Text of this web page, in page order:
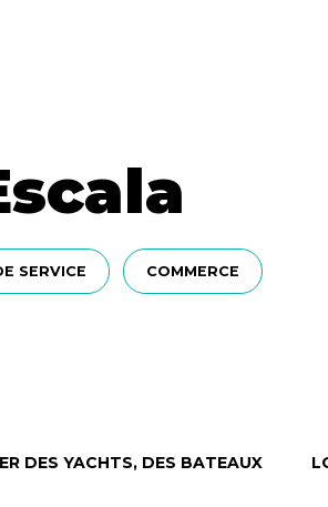
SERVICE COMMERCE
DES YACHTS, DES BATEAUX